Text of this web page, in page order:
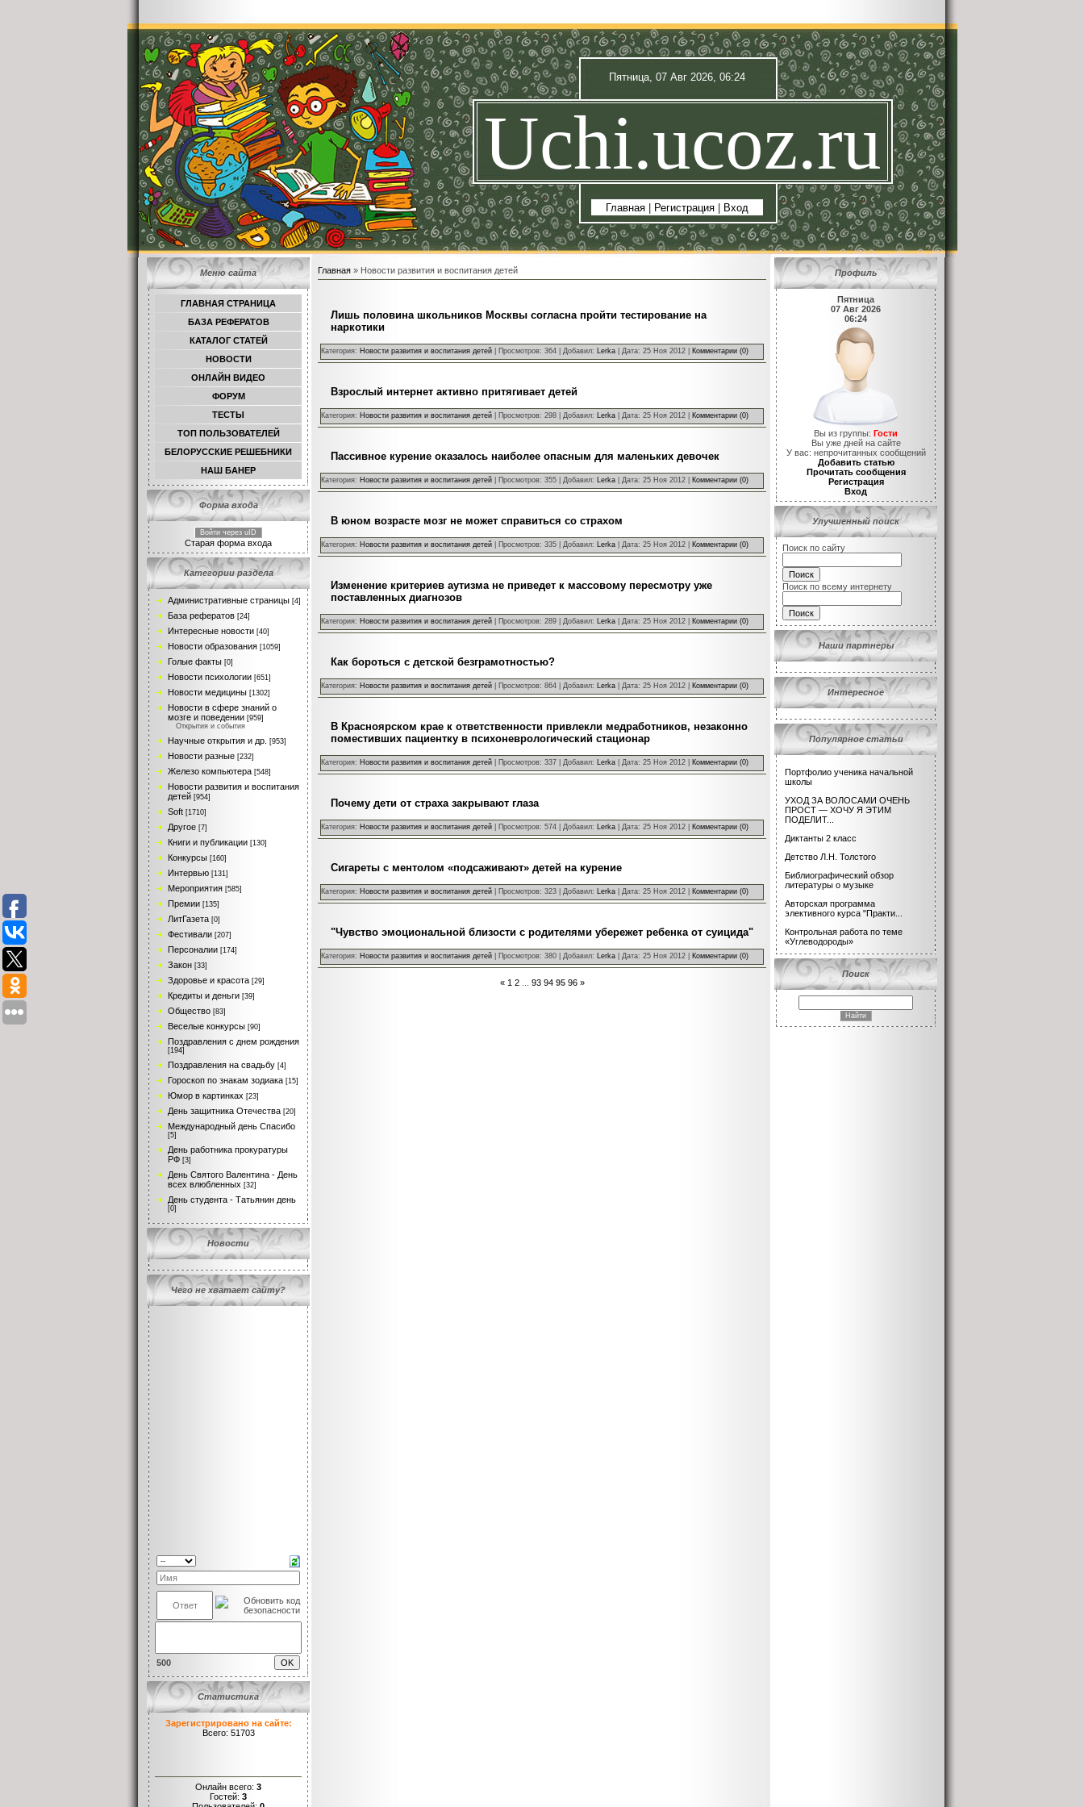
Пятница, 07 Авг 2026, 06:24
Uchi.ucoz.ru
Главная Регистрация Вход
Меню сайта
ГЛАВНАЯ СТРАНИЦА
БАЗА РЕФЕРАТОВ
КАТАЛОГ СТАТЕЙ
НОВОСТИ
ОНЛАЙН ВИДЕО
ФОРУМ
ТЕСТЫ
TОП ПОЛЬЗОВАТЕЛЕЙ
БЕЛОРУССКИЕ РЕШЕБНИКИ
НАШ БАНЕР
Форма входа
Войти через uID
Старая форма входа
Категории раздела
Административные страницы [4]
База рефератов [24]
Интересные новости [40]
Новости образования [1059]
Голые факты [0]
Новости психологии [651]
Новости медицины [1302]
Новости в сфере знаний о
мозге и поведении [959]
Открытия и события
Научные открытия и др. [953]
Новости разные [232]
Железо компьютера [548]
Новости развития и воспитания
детей [954]
Soft [1710]
Другое [7]
Книги и публикации [130]
Конкурсы [160]
Интервью [131]
Мероприятия [585]
Премии [135]
ЛитГазета [0]
Фестивали [207]
Персоналии [174]
Закон [33]
Здоровье и красота [29]
Кредиты и деньги [39]
Общество [83]
Веселые конкурсы [90]
Поздравления с днем рождения
[194]
Поздравления на свадьбу [4]
Гороскоп по знакам зодиака [15]
Юмор в картинках [23]
День защитника Отечества [20]
Международный день Спасибо
[5]
День работника прокуратуры
РФ [3]
День Святого Валентина - День
всех влюбленных [32]
День студента - Татьянин день
[0]
Новости
Чего не хватает сайту?
500
Статистика
Зарегистрировано на сайте:
Всего: 51703
Онлайн всего: 3
Гостей: 3
Главная » Новости развития и воспитания детей
Лишь половина школьников Москвы согласна пройти тестирование на
наркотики
Категория: Новости развития и воспитания детей | Просмотров: 364 | Добавил: Lerka | Дата: 25 Ноя 2012 Комментарии (0)
Взрослый интернет активно притягивает детей
Категория: Новости развития и воспитания детей | Просмотров: 298 | Добавил: Lerka | Дата: 25 Ноя 2012 Комментарии (0)
Пассивное курение оказалось наиболее опасным для маленьких девочек
Категория: Новости развития и воспитания детей | Просмотров: 355 | Добавил: Lerka | Дата: 25 Ноя 2012 Комментарии (0)
В юном возрасте мозг не может справиться со страхом
Категория: Новости развития и воспитания детей | Просмотров: 335 | Добавил: Lerka | Дата: 25 Ноя 2012 Комментарии (0)
Изменение критериев аутизма не приведет к массовому пересмотру уже
поставленных диагнозов
Категория: Новости развития и воспитания детей | Просмотров: 289 | Добавил: Lerka | Дата: 25 Ноя 2012 Комментарии (0)
Как бороться с детской безграмотностью?
Категория: Новости развития и воспитания детей | Просмотров: 864 | Добавил: Lerka | Дата: 25 Ноя 2012 Комментарии (0)
В Красноярском крае к ответственности привлекли медработников, незаконно
поместивших пациентку в психоневрологический стационар
Категория: Новости развития и воспитания детей | Просмотров: 337 | Добавил: Lerka | Дата: 25 Ноя 2012 Комментарии (0)
Почему дети от страха закрывают глаза
Категория: Новости развития и воспитания детей | Просмотров: 574 | Добавил: Lerka | Дата: 25 Ноя 2012 Комментарии (0)
Сигареты с ментолом «подсаживают» детей на курение
Категория: Новости развития и воспитания детей | Просмотров: 323 | Добавил: Lerka | Дата: 25 Ноя 2012 Комментарии (0)
"Чувство эмоциональной близости с родителями убережет ребенка от суицида"
Категория: Новости развития и воспитания детей | Просмотров: 380 | Добавил: Lerka | Дата: 25 Ноя 2012 Комментарии (0)
« 1 2 93 94 95 96 »
Профиль
Пятница
07 Авг 2026
06:24
Вы из группы: Гости
Вы уже дней на сайте
У вас: непрочитанных сообщений
Добавить статью
Прочитать сообщения
Регистрация
Вход
Улучшенный поиск
Поиск по сайту
Поиск по всему интернету
Наши партнеры
Интересное
Популярное статьи
Портфолио ученика начальной
школы
УХОД ЗА ВОЛОСАМИ ОЧЕНЬ
ПРОСТ — ХОЧУ Я ЭТИМ
ПОДЕЛИТ...
Диктанты 2 класс
Детство Л.Н. Толстого
Библиографический обзор
литературы о музыке
Авторская программа
элективного курса "Практи...
Контрольная работа по теме
«Углеводороды»
Поиск